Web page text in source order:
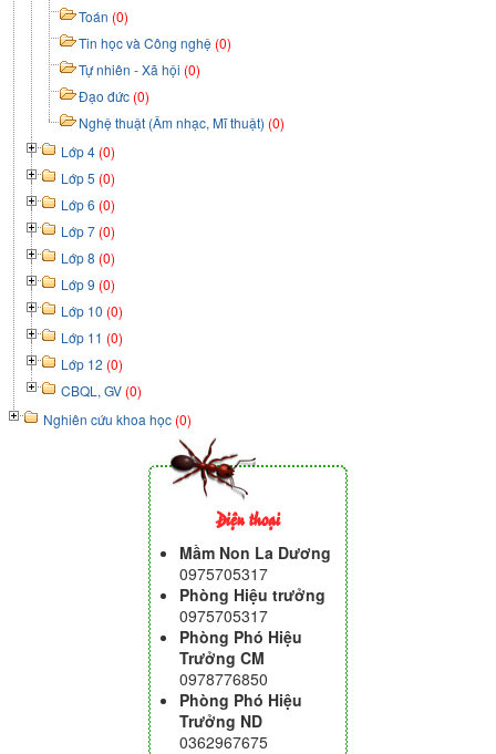
Toán (0)
Tin học và Công nghệ (0)
Tự nhiên - Xã hội (0)
Đạo đức (0)
Nghệ thuật (Âm nhạc, Mĩ thuật) (0)
Lớp 4 (0)
Lớp 5 (0)
Lớp 6 (0)
Lớp 7 (0)
Lớp 8 (0)
Lớp 9 (0)
Lớp 10 (0)
Lớp 11 (0)
Lớp 12 (0)
CBQL, GV (0)
Nghiên cứu khoa học (0)
Điện thoại
Mầm Non La Dương
0975705317
Phòng Hiệu trưởng
0975705317
Phòng Phó Hiệu
Trưởng CM
0978776850
Phòng Phó Hiệu
Trưởng ND
0362967675